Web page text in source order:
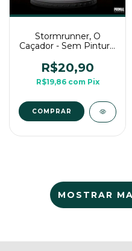
Stormrunner, O
Caçador - Sem Pintura,
Para Rpg de Mesa
R$20,90
R$19,86 com Pix
COMPRAR
MOSTRAR